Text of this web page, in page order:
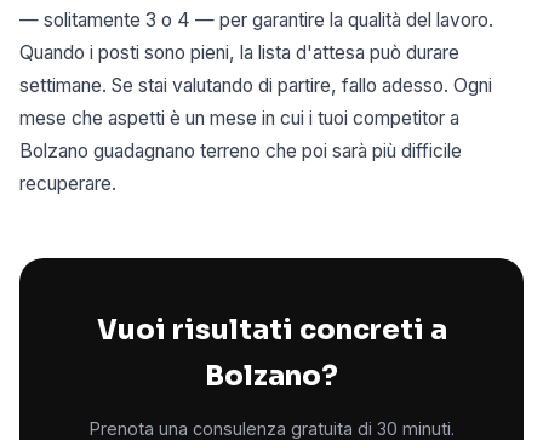
— solitamente 3 o 4 — per garantire la qualità del lavoro.
Quando i posti sono pieni, la lista d'attesa può durare
settimane. Se stai valutando di partire, fallo adesso. Ogni
mese che aspetti è un mese in cui i tuoi competitor a
Bolzano guadagnano terreno che poi sarà più difficile
recuperare.
Vuoi risultati concreti a
Bolzano?
Prenota una consulenza gratuita di 30 minuti.